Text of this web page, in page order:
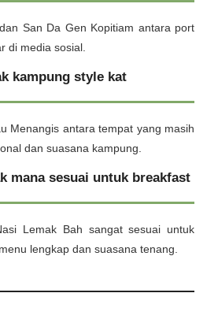
San Da Gen Kopitiam antara port
di media sosial.
kampung style kat
Menangis antara tempat yang masih
dan suasana kampung.
mana sesuai untuk breakfast
Lemak Bah sangat sesuai untuk
lengkap dan suasana tenang.